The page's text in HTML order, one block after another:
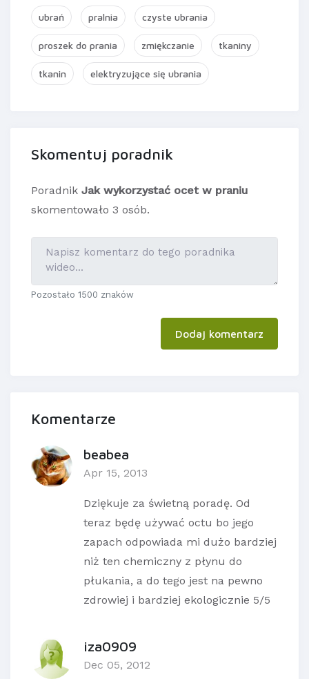
ubrań pralnia czyste ubrania
proszek do prania zmiękczanie tkaniny
tkanin elektryzujące się ubrania
Skomentuj poradnik
Poradnik Jak wykorzystać ocet w praniu
skomentowało 3 osób.
Pozostało 1500 znaków
Dodaj komentarz
Komentarze
beabea
Apr 15, 2013
Dziękuje za świetną poradę. Od
teraz będę używać octu bo jego
zapach odpowiada mi dużo bardziej
niż ten chemiczny z płynu do
płukania, a do tego jest na pewno
zdrowiej i bardziej ekologicznie 5/5
iza0909
Dec 05, 2012